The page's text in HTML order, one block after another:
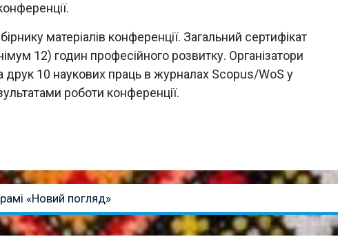
матеріалів конференції. Загальний сертифікат
12) годин професійного розвитку. Організатори
друк 10 наукових праць в журналах Scopus/WoS у
роботи конференції.
«Новий погляд»